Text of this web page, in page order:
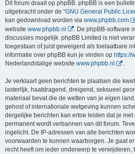
Dit forum draait op phpBB. phpBB is een
uitgebracht onder de “GNU General Public
kan gedownload worden via www.phpbb.com
website www.phpbb.nl
. De phpBB-software
discussies mogelijk. phpBB Limited is niet
toegestaan of juist geweigerd als toelaatbare
informatie over phpBB kun je vinden op https://
Nederlandstalige website www.phpbb.nl .
Je verklaart geen berichten te plaatsen die
lasterlijk, haatdragend, dreigend, seksueel
materiaal bevat die de wetten van je eigen
gehost of internationale wetgeving kunnen
dergelijke berichten kan ertoe leiden dat je
permanent wordt verbannen van dit forum.
ingelicht. De IP-adressen van alle berichten
voorwaarden te kunnen waarborgen. Je gaat er
recht heeft om ieder onderwerp te verwijderen,